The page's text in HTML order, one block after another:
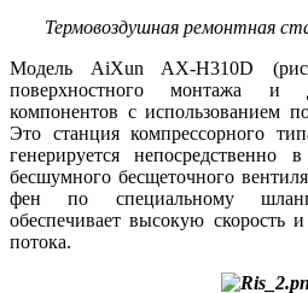
Термовоздушная ремонтная
Модель AiXun AX-H310D
поверхностного монтажа и
компонентов с использованием
Это станция компрессорного
генерируется
бесшумного бесщеточного
фен по специальному
обеспечивает высокую скорость
потока.